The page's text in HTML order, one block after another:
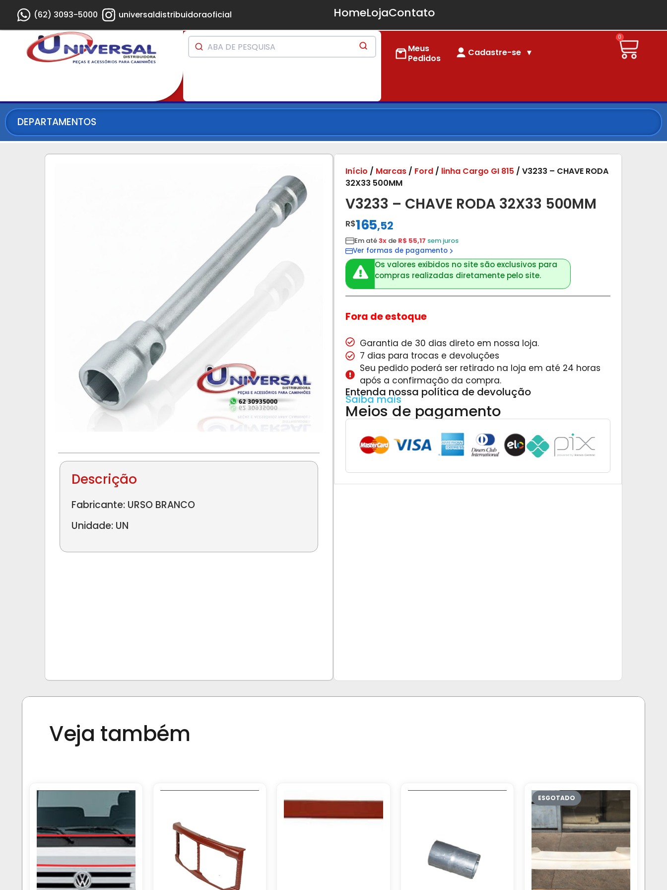
(62) 3093-5000 universaldistribuidoraoficial HomeLojaContato
Meus
Pedidos
Cadastre-se
0
DEPARTAMENTOS
Descrição
Fabricante: URSO BRANCO
Unidade: UN
V3233 – CHAVE RODA 32X33 500MM
Início / Marcas / Ford / linha Cargo GI 815 / V3233 – CHAVE RODA
32X33 500MM
R$165,52
Em até3x de R$ 55,17 sem juros
Ver formas de pagamento
Os valores exibidos no site são exclusivos para
compras realizadas diretamente pelo site.
Fora de estoque
Garantia de 30 dias direto em nossa loja.
7 dias para trocas e devoluções
Seu pedido poderá ser retirado na loja em até 24 horas
após a confirmação da compra.
Entenda nossa política de devolução
Saiba mais
Meios de pagamento
Veja também